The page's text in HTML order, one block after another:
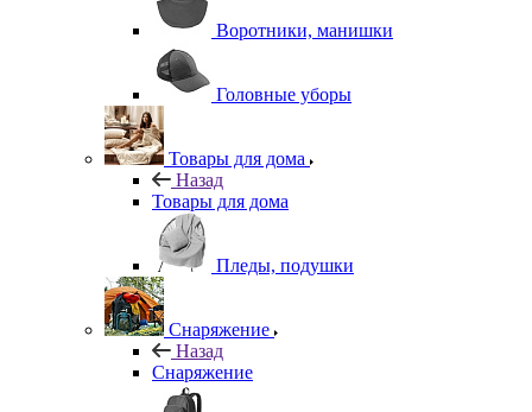
Воротники, манишки
Головные уборы
Товары для дома
Назад
Товары для дома
Пледы, подушки
Снаряжение
Назад
Снаряжение